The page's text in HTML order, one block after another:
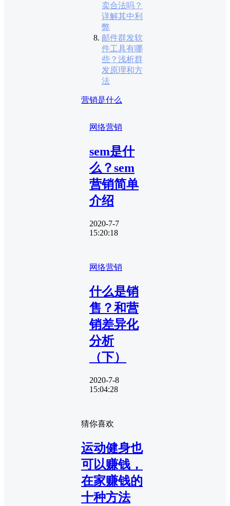
卖合法吗？
详解其中利
弊
邮件群发软
件工具有哪
些？浅析群
发原理和方
法
营销是什么
网络营销
sem是什
么？sem
营销简单
介绍
2020-7-7
15:20:18
网络营销
什么是销
售？和营
销差异化
分析
（下）
2020-7-8
15:04:28
猜你喜欢
运动健身也
可以赚钱，
在家赚钱的
十种方法